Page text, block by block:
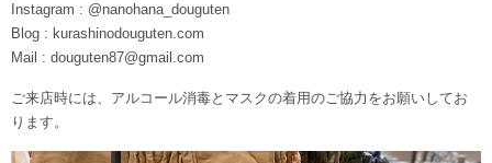
Instagram : @nanohana_douguten
Blog : kurashinodouguten.com
Mail : douguten87@gmail.com
ご来店時には、アルコール消毒とマスクの着用のご協力をお願いしてお
ります。